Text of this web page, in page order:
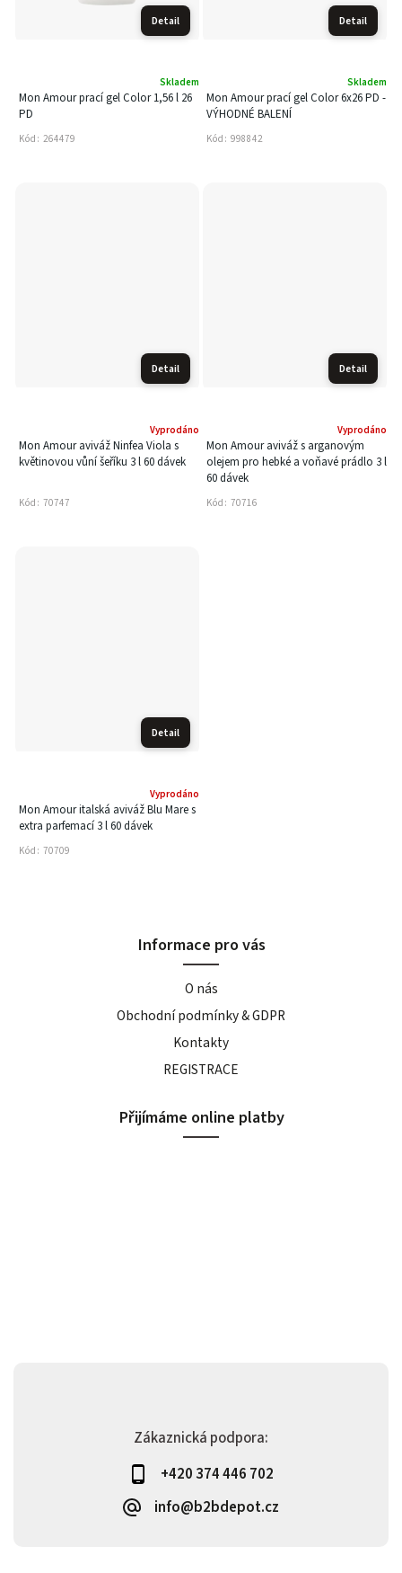
Detail
Mon Amour prací gel Color 1,56 l 26
PD
Skladem
Kód: 264479
Detail
Mon Amour prací gel Color 6x26 PD -
VÝHODNÉ BALENÍ
Skladem
Kód: 998842
Detail
Mon Amour aviváž Ninfea Viola s
květinovou vůní šeříku 3 l 60 dávek
Vyprodáno
Kód: 70747
Detail
Mon Amour aviváž s arganovým
olejem pro hebké a voňavé prádlo 3 l
60 dávek
Vyprodáno
Kód: 70716
Detail
Mon Amour italská aviváž Blu Mare s
extra parfemací 3 l 60 dávek
Vyprodáno
Kód: 70709
Zákaznická podpora:
+420 374 446 702
info@b2bdepot.cz
Informace pro vás
O nás
Obchodní podmínky & GDPR
Kontakty
REGISTRACE
Přijímáme online platby